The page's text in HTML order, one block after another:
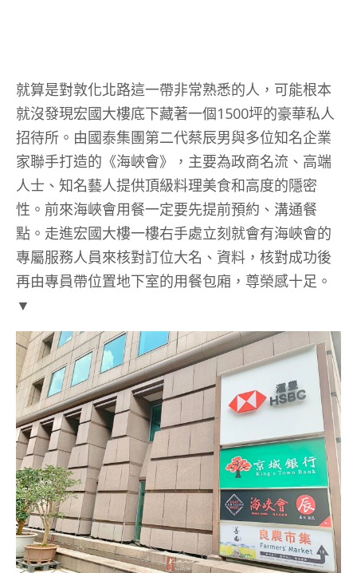
就算是對敦化北路這一帶非常熟悉的人，可能根本
就沒發現宏國大樓底下藏著一個1500坪的豪華私人
招待所。由國泰集團第二代蔡辰男與多位知名企業
家聯手打造的《海峽會》，主要為政商名流、高端
人士、知名藝人提供頂級料理美食和高度的隱密
性。前來海峽會用餐一定要先提前預約、溝通餐
點。走進宏國大樓一樓右手處立刻就會有海峽會的
專屬服務人員來核對訂位大名、資料，核對成功後
再由專員帶位置地下室的用餐包廂，尊榮感十足。
▼